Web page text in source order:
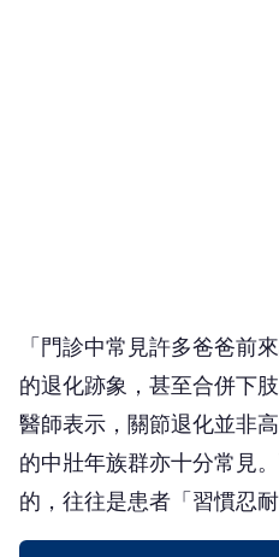
「門診中常見許多爸爸前
的退化跡象，甚至合併下
醫師表示，關節退化並非
的中壯年族群亦十分常見
的，往往是患者「習慣忍